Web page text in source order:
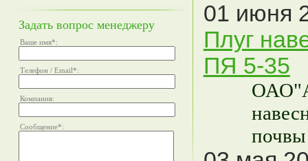
Задать вопрос менеджеру
Ваше имя*:
Телефон / Email*:
Компания:
Сообщение*:
01 июня
Плуг
ПЯ 5-35
почвы